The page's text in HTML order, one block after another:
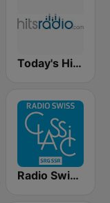
Today's Hits Radio
Radio Swiss Classic FR